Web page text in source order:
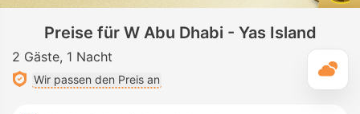
Preise für W Abu Dhabi - Yas Island
2 Gäste 1 Nacht
Wir passen den Preis an